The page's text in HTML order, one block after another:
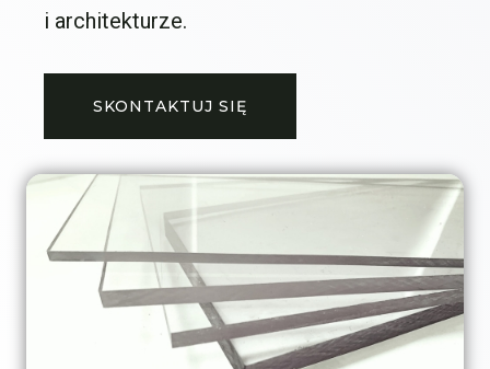
i architekturze.
SKONTAKTUJ SIĘ